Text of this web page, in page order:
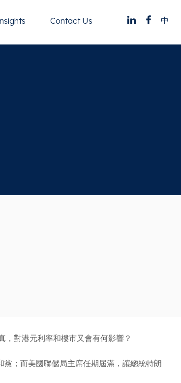
Contact Us 中
對港元利率和樓市又會有何影響？
；而美國聯儲局主席任期屆滿，讓總統特朗